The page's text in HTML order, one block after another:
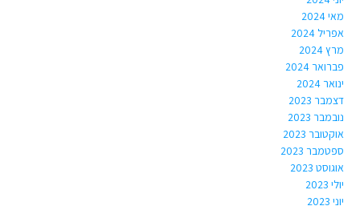
מאי 2024
אפריל 2024
מרץ 2024
פברואר 2024
ינואר 2024
דצמבר 2023
נובמבר 2023
אוקטובר 2023
ספטמבר 2023
אוגוסט 2023
יולי 2023
יוני 2023